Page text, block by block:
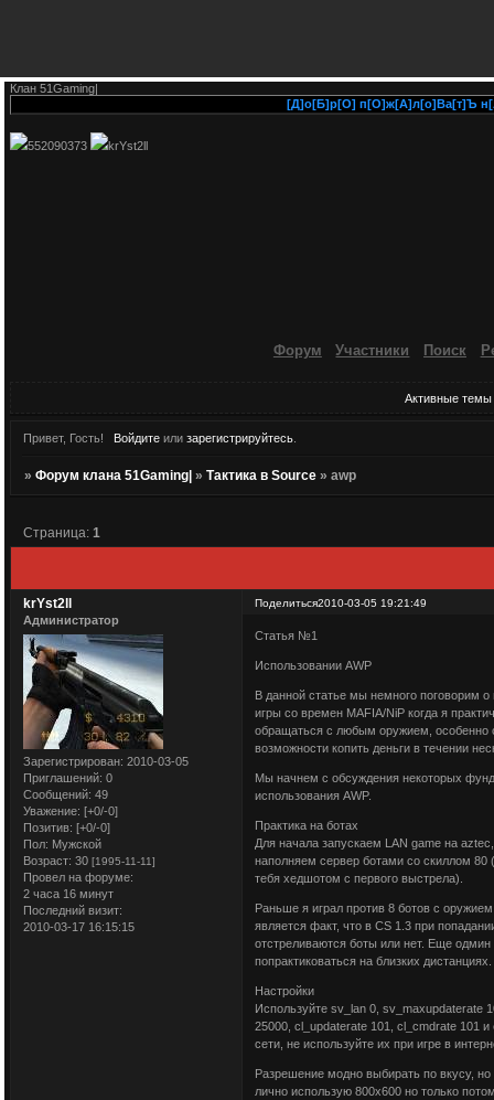
Клан 51Gaming|
[Д]о[Б]р[О] п[О]ж[А]л[о]Ва[т]Ъ н[А]
552090373 krYst2ll
Форум Участники Поиск
Активные темы
Привет, Гость! Войдитеили зарегистрируйтесь.
»Форум клана 51Gaming| »Тактика в Source »awp
Страница:1
Поделиться2010-03-05 19:21:49
krYst2ll
Администратор
Зарегистрирован: 2010-03-05
Приглашений: 0
Сообщений: 49
Уважение: [+0/-0]
Позитив: [+0/-0]
Пол: Мужской
Возраст: 30 [1995-11-11]
Провел на форуме:
2 часа 16 минут
Последний визит:
2010-03-17 16:15:15
Статья №1
Использовании AWP
В данной статье мы немного поговорим
игры со времен MAFIA/NiP когда я
обращаться с любым оружием, особенно
возможности копить деньги в течении
Мы начнем с обсуждения некоторых
использования AWP.
Практика на ботах
Для начала запускаем LAN game на
наполняем сервер ботами со скиллом 80
тебя хедшотом с первого выстрела).
Раньше я играл против 8 ботов с
является факт, что в CS 1.3 при
отстреливаются боты или нет. Еще
попрактиковаться на близких дистанциях.
Настройки
Используйте sv_lan 0, sv_maxupdaterate
25000, cl_updaterate 101, cl_cmdrate 101
сети, не используйте их при игре в
Разрешение модно выбирать по вкусу,
лично использую 800x600 но только